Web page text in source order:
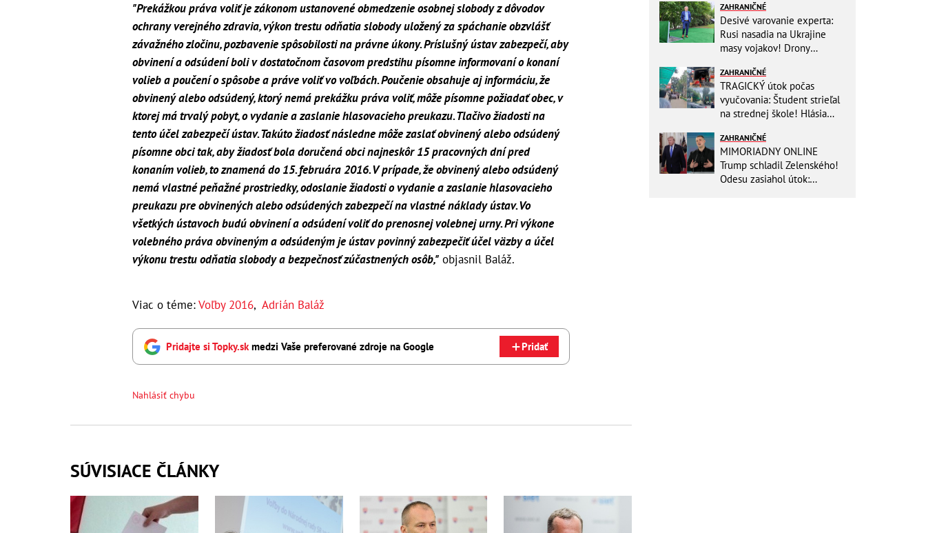
"Prekážkou práva voliť je zákonom ustanovené obmedzenie osobnej slobody z dôvodov
ochrany verejného zdravia, výkon trestu odňatia slobody uložený za spáchanie obzvlášť
závažného zločinu, pozbavenie spôsobilosti na právne úkony. Príslušný ústav zabezpečí, aby
obvinení a odsúdení boli v dostatočnom časovom predstihu písomne informovaní o konaní
volieb a poučení o spôsobe a práve voliť vo voľbách. Poučenie obsahuje aj informáciu, že
obvinený alebo odsúdený, ktorý nemá prekážku práva voliť, môže písomne požiadať obec, v
ktorej má trvalý pobyt, o vydanie a zaslanie hlasovacieho preukazu. Tlačivo žiadosti na
tento účel zabezpečí ústav. Takúto žiadosť následne môže zaslať obvinený alebo odsúdený
písomne obci tak, aby žiadosť bola doručená obci najneskôr 15 pracovných dní pred
konaním volieb, to znamená do 15. februára 2016. V prípade, že obvinený alebo odsúdený
nemá vlastné peňažné prostriedky, odoslanie žiadosti o vydanie a zaslanie hlasovacieho
preukazu pre obvinených alebo odsúdených zabezpečí na vlastné náklady ústav. Vo
všetkých ústavoch budú obvinení a odsúdení voliť do prenosnej volebnej urny. Pri výkone
volebného práva obvineným a odsúdeným je ústav povinný zabezpečiť účel väzby a účel
výkonu trestu odňatia slobody a bezpečnosť zúčastnených osôb," objasnil Baláž.
Viac o téme:Voľby 2016, Adrián Baláž
Pridajte si Topky.skmedzi Vaše preferované zdroje na Google Pridať
Nahlásiť chybu
SÚVISIACE ČLÁNKY
vode ani stopy!
ZAHRANIČNÉ
Desivé varovanie experta:
Rusi nasadia na Ukrajine
masy vojakov! Drony
ZAHRANIČNÉ
TRAGICKÝ útok počas
vyučovania: Študent strieľal
na strednej škole! Hlásia
zranených
ZAHRANIČNÉ
MIMORIADNY ONLINE
Trump schladil Zelenského!
Odesu zasiahol útok: